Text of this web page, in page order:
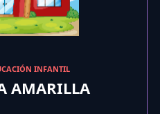
INFANTIL
AMARILLA